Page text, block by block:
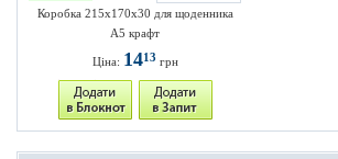
Коробка 215х170х30 для щоденника
А5 крафт
Ціна: 1413 грн